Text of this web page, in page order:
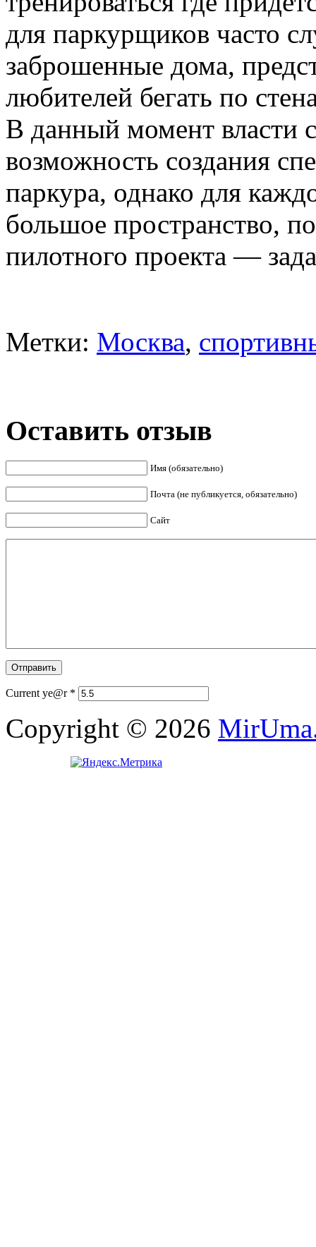
для паркурщиков часто
заброшенные дома,
любителей бегать по
В данный момент власти
возможность создания
паркура, однако для
большое пространство,
пилотного проекта —
Метки: Москва,
Оставить отзыв
Имя (обязательно)
Почта (не публикуется, обязательно)
Сайт
Current ye@r *
Copyright © 2026